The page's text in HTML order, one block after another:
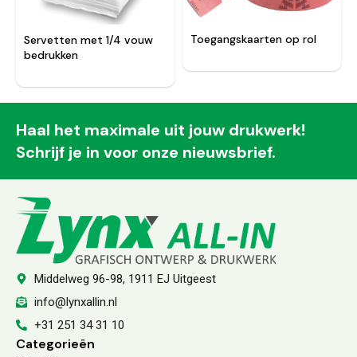
Servetten met 1/4 vouw
bedrukken
Toegangskaarten op rol
Haal het maximale uit jouw drukwerk!
Schrijf je in voor onze nieuwsbrief.
Middelweg 96-98, 1911 EJ Uitgeest
info@lynxallin.nl
+31 251 34 31 10
Categorieën